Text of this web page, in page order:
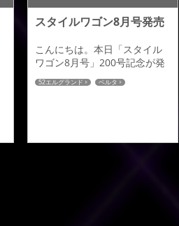
スタイルワゴン8月号発売
こんにちは。本日「スタイル
ワゴン8月号」200号記念が発
売になりました！先日取材し
ていただいた記事等が多数掲
鑑」 にE52エルグランド ベル
52エルグランド
ベルタ